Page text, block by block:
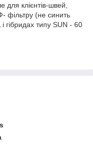
для клієнтів-швей,
фільтру (не синить
гібридах типу SUN - 60